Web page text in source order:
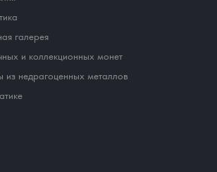
галерея
и коллекционных монет
недрагоценных металлов